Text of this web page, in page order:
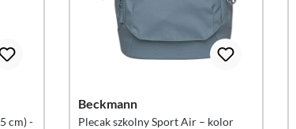
cm) -
Beckmann
Plecak szkolny Sport Air – kolor